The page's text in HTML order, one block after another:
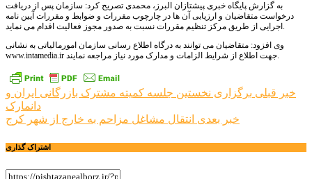
به گزارش پایگاه خبری پیشتازان البرز، محمدی تصریح کرد: سازمان پس از دریافت
درخواست متقاضیان و ارزیابی آن ها در چارچوب مقررات و ضوابط و مقررات آیین نامه
اجرایی از طریق مرکز تنظیم مقررات نسبت به صدور مجوز فعالیت اقدام می نماید.
وی افزود: متقاضیان می توانند به درگاه اطلاع رسانی سازمان امورمالیاتی به نشانی
www.intamedia.ir جهت اطلاع از شرایط الزامات و مدارک مورد نیاز مراجعه نمایند.
راهبری
نوشته
خبر قبلی برگزاری نخستین جلسه کمیته مشترک بازرگانی ایران و
دانمارک
خبر بعدی انتقال مشاغل مزاحم به خارج از شهر کرج
اشتراک گذاری